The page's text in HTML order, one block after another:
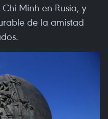
Minh en Rusia, y
de la amistad